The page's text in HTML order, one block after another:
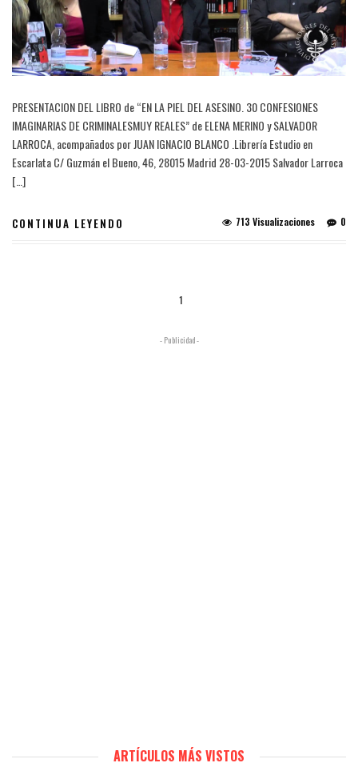
PRESENTACION DEL LIBRO de “EN LA PIEL DEL ASESINO. 30 CONFESIONES
IMAGINARIAS DE CRIMINALESMUY REALES” de ELENA MERINO y SALVADOR
LARROCA, acompañados por JUAN IGNACIO BLANCO .Librería Estudio en
Escarlata C/ Guzmán el Bueno, 46, 28015 Madrid 28-03-2015 Salvador Larroca
[…]
CONTINUA LEYENDO 0
713 Visualizaciones
1
- Publicidad -
ARTÍCULOS MÁS VISTOS